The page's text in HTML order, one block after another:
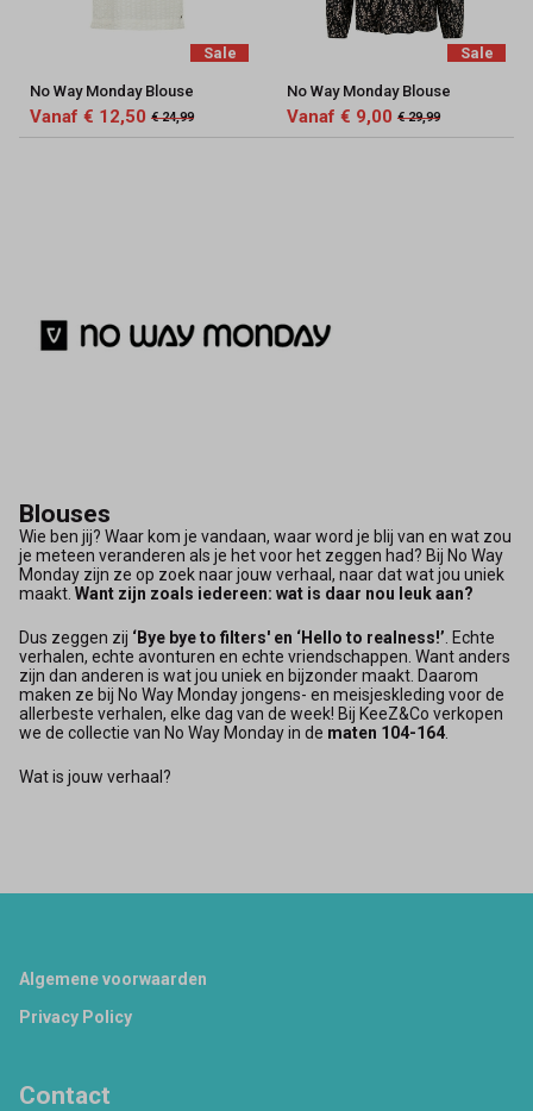
Sale
No Way Monday Blouse
Vanaf € 12,50 € 24,99
Sale
No Way Monday Blouse
Vanaf € 9,00 € 29,99
Blouses
Wie ben jij? Waar kom je vandaan, waar word je blij van en wat zou
je meteen veranderen als je het voor het zeggen had? Bij No Way
Monday zijn ze op zoek naar jouw verhaal, naar dat wat jou uniek
maakt. Want zijn zoals iedereen: wat is daar nou leuk aan?
Dus zeggen zij ‘Bye bye to filters' en ‘Hello to realness!’ . Echte
verhalen, echte avonturen en echte vriendschappen. Want anders
zijn dan anderen is wat jou uniek en bijzonder maakt. Daarom
maken ze bij No Way Monday jongens- en meisjeskleding voor de
allerbeste verhalen, elke dag van de week! Bij KeeZ&Co verkopen
we de collectie van No Way Monday in de maten 104-164
Wat is jouw verhaal?
Footer
Algemene voorwaarden
Privacy Policy
Contact